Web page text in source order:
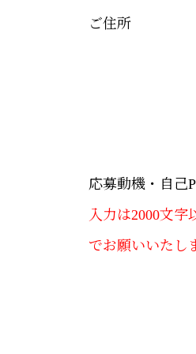
ご住所
応募動機・自己
入力は2000文
でお願いいたし